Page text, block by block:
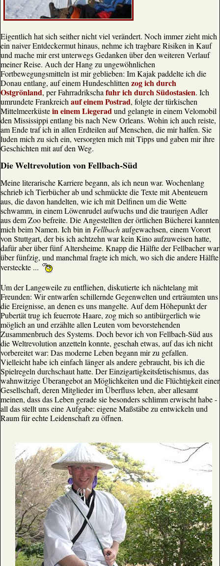
Eigentlich hat sich seither nicht viel verändert. Noch immer zieht mich
ein naiver Entdeckermut hinaus, nehme ich tragbare Risiken in Kauf
und mache mir erst unterwegs Gedanken über den weiteren Verlauf
meiner Reise. Auch der Hang zu ungewöhnlichen
Fortbewegungsmitteln ist mir geblieben: Im Kajak paddelte ich die
Donau entlang, auf einem Hundeschlitten zog ich durch
Ostgrönland, per Fahrradrikscha fuhr ich durch Südostasien. Ich
umrundete Frankreich auf einem Postrad, folgte der türkischen
Mittelmeerküstein einem Liegeradund gelangte in einem Velomobil
den Mississippi entlang bis nach New Orleans. Wohin ich auch reiste,
am Ende traf ich in allen Erdteilen auf Menschen, die mir halfen. Sie
luden mich zu sich ein, versorgten mich mit Tipps und gaben mir ihre
Geschichten mit auf den Weg.
Die Weltrevolution von Fellbach-Süd
Meine literarische Karriere begann, als ich neun war. Wochenlang
schrieb ich Tierbücher ab und schmückte die Texte mit Abenteuern
aus, die davon handelten, wie ich mit Delfinen um die Wette
schwamm, in einem Löwenrudel aufwuchs und die traurigen Adler
aus dem Zoo befreite. Die Angestellten der örtlichen Bücherei kannten
mich beim Namen. Ich bin in Fellbachaufgewachsen, einem Vorort
von Stuttgart, der bis ich achtzehn war kein Kino aufzuweisen hatte,
dafür aber über fünf Altersheime. Knapp die Hälfte der Fellbacher war
über fünfzig, und manchmal fragte ich mich, wo sich die andere Hälfte
versteckte ...
Um der Langeweile zu entfliehen, diskutierte ich nächtelang mit
Freunden: Wir entwarfen schillernde Gegenwelten und erträumten uns
die Ereignisse, an denen es uns mangelte. Auf dem Höhepunkt der
Pubertät trug ich feuerrote Haare, zog mich so antibürgerlich wie
möglich an und erzählte allen Leuten vom bevorstehenden
Zusammenbruch des Systems. Doch bevor ich von Fellbach-Süd aus
die Weltrevolution anzetteln konnte, geschah etwas, auf das ich nicht
vorbereitet war: Das moderne Leben begann mir zu gefallen.
Vielleicht habe ich einfach länger als andere gebraucht, bis ich die
Spielregeln durchschaut hatte. Der Einzigartigkeitsfetischismus, das
wahnwitzige Überangebot an Möglichkeiten und die Flüchtigkeit einer
Gesellschaft, deren Mitglieder im Überfluss leben, aber allesamt
meinen, dass das Leben gerade sie besonders schlimm erwischt habe -
all das stellt uns eine Aufgabe: eigene Maßstäbe zu entwickeln und
Raum für echte Leidenschaft zu öffnen.